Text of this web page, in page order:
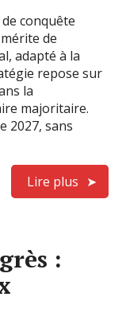
conquête
de
adapté à la
repose sur
la
majoritaire.
2027, sans
Lire plus
: